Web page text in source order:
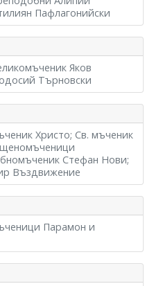
Пафлагонийски
Яков
Търновски
Христо; Св. мъченик
Стефан Нови;
Въздвижение
Парамон и